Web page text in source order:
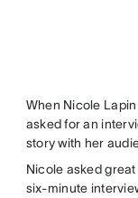
When Nicole
asked for an
story with her
Nicole asked
six-minute